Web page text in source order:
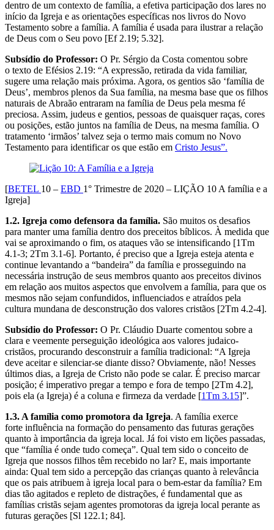
dentro de um contexto de família, a efetiva participação dos lares no
início da Igreja e as orientações específicas nos livros do Novo
Testamento sobre a família. A família é usada para ilustrar a relação
de Deus com o Seu povo [Ef 2.19; 5.32].
Subsídio do Professor: O Pr. Sérgio da Costa comentou sobre
o texto de Efésios 2.19: “A expressão, retirada da vida familiar,
sugere uma relação mais próxima. Agora, os gentios são ‘família de
Deus’, membros plenos da Sua família, na mesma base que os filhos
naturais de Abraão entraram na família de Deus pela mesma fé
preciosa. Assim, judeus e gentios, pessoas de quaisquer raças, cores
ou posições, estão juntos na família de Deus, na mesma família. O
tratamento ‘irmãos’ talvez seja o termo mais comum no Novo
Testamento para identificar os que estão em Cristo Jesus”.
[BETEL 10 – EBD 1° Trimestre de 2020 – LIÇÃO 10 A família e a
Igreja]
1.2. Igreja como defensora da família. São muitos os desafios
para manter uma família dentro dos preceitos bíblicos. À medida que
vai se aproximando o fim, os ataques vão se intensificando [1Tm
4.1-3; 2Tm 3.1-6]. Portanto, é preciso que a Igreja esteja atenta e
continue levantando a “bandeira” da família e prosseguindo na
necessária instrução de seus membros quanto aos preceitos divinos
em relação aos muitos aspectos que envolvem a família, para que os
mesmos não sejam confundidos, influenciados e atraídos pela
cultura mundana de desconstrução dos valores cristãos [2Tm 4.2-4].
Subsídio do Professor: O Pr. Cláudio Duarte comentou sobre a
clara e veemente perseguição ideológica aos valores judaico-
cristãos, procurando desconstruir a família tradicional: “A Igreja
deve aceitar e silenciar-se diante disso? Obviamente, não! Nesses
últimos dias, a Igreja de Cristo não pode se calar. É preciso marcar
posição; é imperativo pregar a tempo e fora de tempo [2Tm 4.2],
pois ela (a Igreja) é a coluna e firmeza da verdade [1Tm 3.15]”.
1.3. A família como promotora da Igreja. A família exerce
forte influência na formação do pensamento das futuras gerações
quanto à importância da igreja local. Já foi visto em lições passadas,
que “família é onde tudo começa”. Qual tem sido o conceito de
Igreja que nossos filhos têm recebido no lar? E, mais importante
ainda: Qual tem sido a percepção das crianças quanto à relevância
que os pais atribuem à igreja local para o bem-estar da família? Em
dias tão agitados e repleto de distrações, é fundamental que as
famílias cristãs sejam agentes promotoras da igreja local perante as
futuras gerações [Sl 122.1; 84].